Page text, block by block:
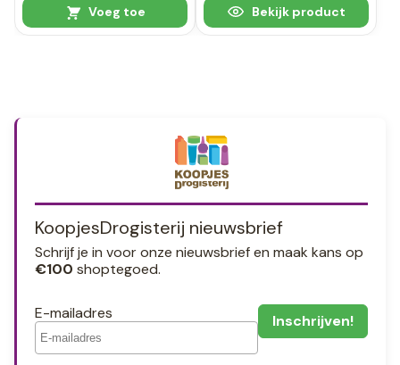
Voeg toe Bekijk product
KoopjesDrogisterij nieuwsbrief
Schrijf je in voor onze nieuwsbrief en maak kans op
€100 shoptegoed.
E-mailadres